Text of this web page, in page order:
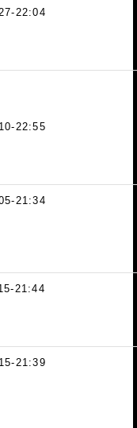
22:04
22:55
21:34
21:44
21:39